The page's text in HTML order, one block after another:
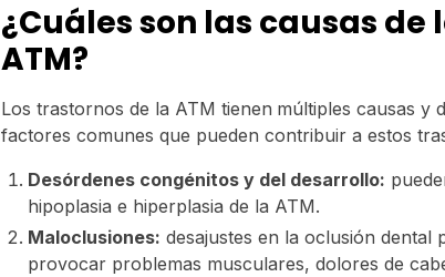
¿Cuáles son las causas de
ATM?
Los trastornos de la ATM tienen múltiples causas y
factores comunes que pueden contribuir a estos
Desórdenes congénitos y del desarrollo:
hipoplasia e hiperplasia de la ATM.
Maloclusiones: desajustes en la oclusión
provocar problemas musculares, dolores de